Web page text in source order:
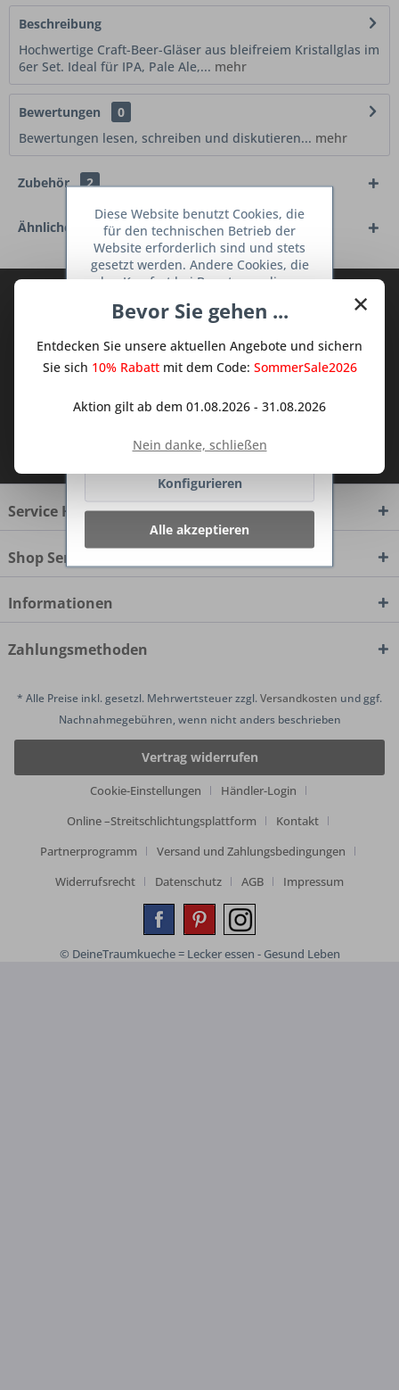
Beschreibung
Hochwertige Craft-Beer-Gläser aus bleifreiem Kristallglas im
6er Set. Ideal für IPA, Pale Ale,... mehr
Bewertungen
0
Bewertungen lesen, schreiben und diskutieren... mehr
Zubehör 2
Ähnliche Artikel
TraumKüche Newsletter und verpassen
Sie keine Neuigkeit oder Aktion mehr aus
dem Traum Küchen - Shop.
Ich habe die
Datenschutzbestimmungen
Service Hotline
Shop Service
Informationen
Zahlungsmethoden
* Alle Preise inkl. gesetzl. Mehrwertsteuer zzgl.Versandkosten und ggf.
Nachnahmegebühren, wenn nicht anders beschrieben
Vertrag widerrufen
Cookie-Einstellungen
Händler-Login
Online –Streitschlichtungsplattform
Kontakt
Partnerprogramm
Versand und Zahlungsbedingungen
Widerrufsrecht
Datenschutz AGB Impressum
© DeineTraumkueche = Lecker essen - Gesund Leben
×
Bevor Sie gehen ...
Entdecken Sie unsere aktuellen Angebote und sichern
Sie sich 10% Rabattmit dem Code: SommerSale2026
Aktion gilt ab dem 01.08.2026 - 31.08.2026
Nein danke, schließen
Diese Website benutzt Cookies, die
für den technischen Betrieb der
Website erforderlich sind und stets
gesetzt werden. Andere Cookies, die
den Komfort bei Benutzung dieser
dienen oder die Interaktion mit
Netzwerken vereinfachen sollen,
werden nur mit Ihrer Zustimmung
Ablehnen
Konfigurieren
Alle akzeptieren